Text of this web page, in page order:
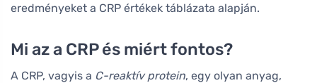
eredményeket a CRP értékek táblázata alapján.
Mi az a CRP és miért fontos?
A CRP, vagyis a C-reaktív protein, egy olyan anyag,